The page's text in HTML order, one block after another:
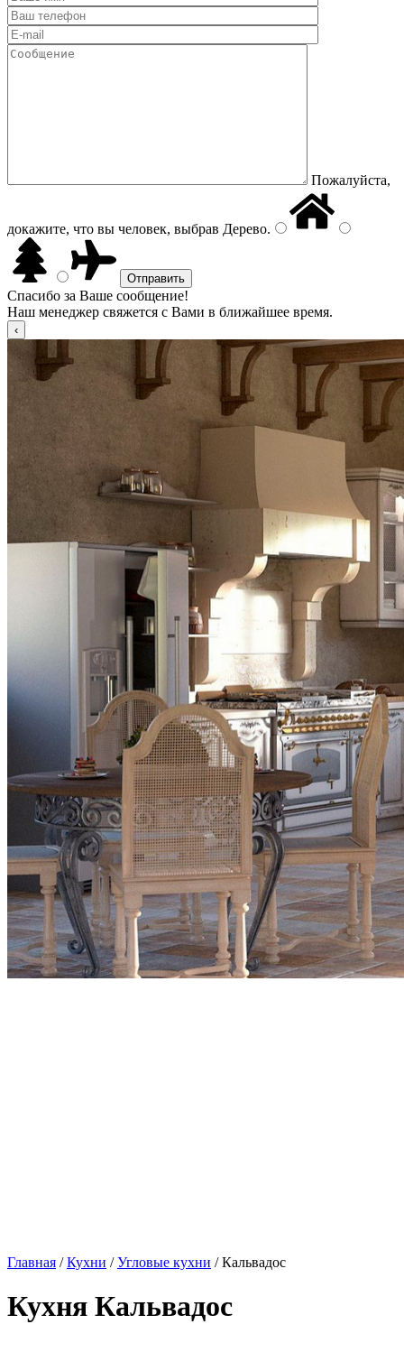
Пожалуйста,
докажите, что вы человек, выбрав Дерево.
Спасибо за Ваше сообщение!
Наш менеджер свяжется с Вами в ближайшее время.
Главная /Кухни /Угловые кухни / Кальвадос
Кухня Кальвадос